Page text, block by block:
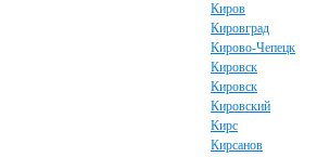
Киров
Кировград
Кирово-Чепецк
Кировск
Кировск
Кировский
Кирс
Кирсанов